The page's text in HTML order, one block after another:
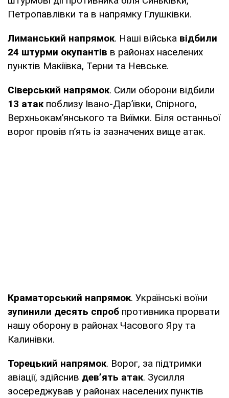
Петропавлівки та в напрямку Глушківки.
Лиманський напрямок. Наші війська відбили
24 штурми окупантів в районах населених
пунктів Макіївка, Терни та Невське.
Сіверський напрямок. Сили оборони відбили
13 атакпоблизу Івано-Дар’ївки, Спірного,
Верхньокам’янського та Виїмки. Біля останньої
ворог провів п’ять із зазначених вище атак.
Краматорський напрямок. Українські воїни
зупинили десять спроб противника прорвати
нашу оборону в районах Часового Яру та
Калинівки.
Торецький напрямок. Ворог, за підтримки
авіації, здійснив дев’ять атак. Зусилля
зосереджував у районах населених пунктів